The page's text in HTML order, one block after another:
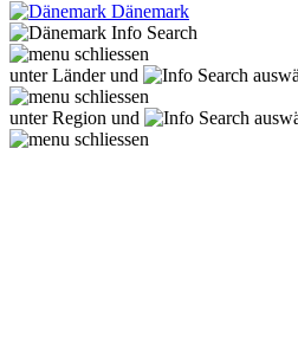
Dänemark
unter Länder und
unter Region und